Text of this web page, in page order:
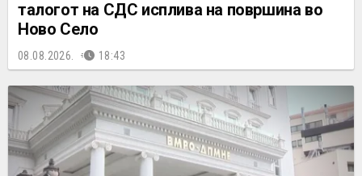
талогот на СДС исплива на површина во
Ново Село
08.08.2026. 18:43